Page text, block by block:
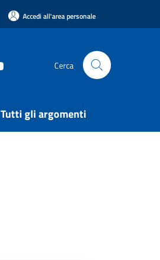
Accedi all'area personale
Cerca
Tutti gli argomenti